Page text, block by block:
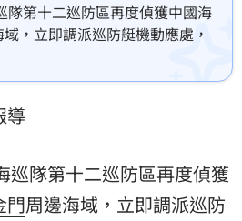
隊第十二巡防區再度偵獲中國海
，立即調派巡防艇機動應處，
導
巡隊第十二巡防區再度偵獲
門周邊海域，立即調派巡防